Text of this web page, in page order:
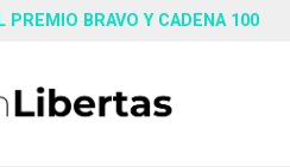
PREMIO BRAVO Y CADENA 100